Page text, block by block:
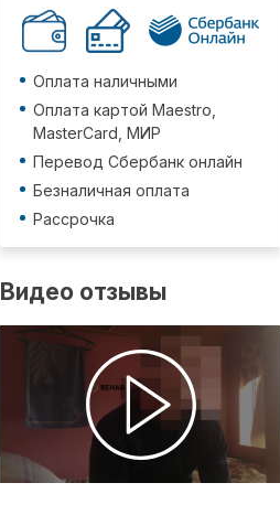
Оплата наличными
Оплата картой Maestro,
MasterCard, МИР
Перевод Сбербанк онлайн
Безналичная оплата
Рассрочка
Видео отзывы